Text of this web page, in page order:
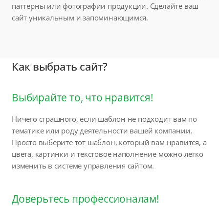
паттерны или фотографии продукции. Сделайте ваш
сайт уникальным и запоминающимся.
Как выбрать сайт?
Выбирайте то, что нравится!
Ничего страшного, если шаблон не подходит вам по
тематике или роду деятельности вашей компании.
Просто выберите тот шаблон, который вам нравится, а
цвета, картинки и текстовое наполнение можно легко
изменить в системе управления сайтом.
Доверьтесь профессионалам!